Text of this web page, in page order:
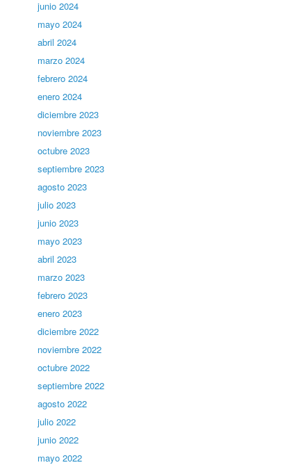
junio 2024
mayo 2024
abril 2024
marzo 2024
febrero 2024
enero 2024
diciembre 2023
noviembre 2023
octubre 2023
septiembre 2023
agosto 2023
julio 2023
junio 2023
mayo 2023
abril 2023
marzo 2023
febrero 2023
enero 2023
diciembre 2022
noviembre 2022
octubre 2022
septiembre 2022
agosto 2022
julio 2022
junio 2022
mayo 2022